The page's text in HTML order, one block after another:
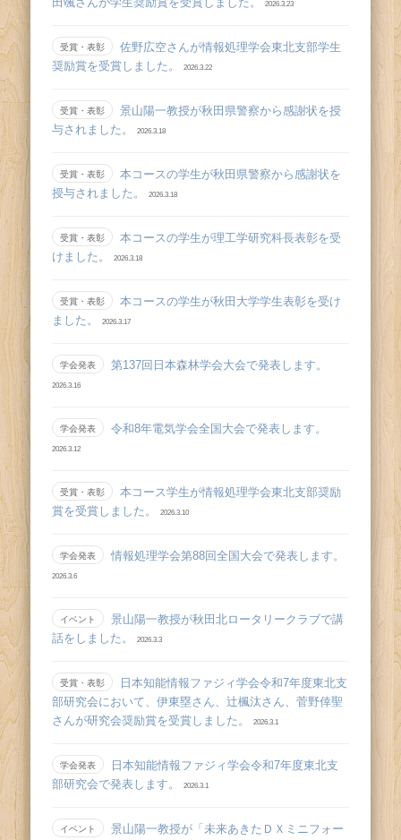
2026.3.23
受賞・表彰
佐野広空さんが情報処理学会東北支部学生
奨励賞を受賞しました。
2026.3.22
受賞・表彰
景山陽一教授が秋田県警察から感謝状を授
与されました。
2026.3.18
受賞・表彰
本コースの学生が秋田県警察から感謝状を
授与されました。
2026.3.18
受賞・表彰
本コースの学生が理工学研究科長表彰を受
けました。
2026.3.18
受賞・表彰
本コースの学生が秋田大学学生表彰を受け
ました。
2026.3.17
学会発表 第137回日本森林学会大会で発表します。
2026.3.16
学会発表 令和8年電気学会全国大会で発表します。
2026.3.12
受賞・表彰
本コース学生が情報処理学会東北支部奨励
賞を受賞しました。
2026.3.10
学会発表 情報処理学会第88回全国大会で発表します。
2026.3.6
イベント
景山陽一教授が秋田北ロータリークラブで講
話をしました。
2026.3.3
受賞・表彰
日本知能情報ファジィ学会令和7年度東北支
部研究会において、伊東塁さん、辻󠄀楓汰さん、菅野倖聖
さんが研究会奨励賞を受賞しました。
2026.3.1
学会発表
日本知能情報ファジィ学会令和7年度東北支
部研究会で発表します。
2026.3.1
イベント
景山陽一教授が「未来あきたＤＸミニフォー